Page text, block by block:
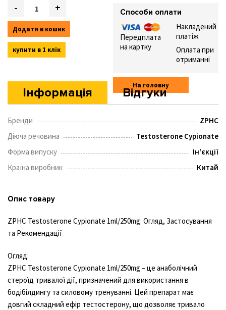
Способи оплати
Передплата
на картку
Накладений
платіж
Оплата при
отриманні
На головну
- +
Додати в кошик
купити в 1 клік
Інформація Відгуки
Бренди
ZPHC
Діюча речовина
Testosterone Cypionate
Форма випуску
Ін'єкції
Країна виробник
Китай
Опис товару
ZPHC Testosterone Cypionate 1ml/250mg: Огляд, Застосування
та Рекомендації
Огляд:
ZPHC Testosterone Cypionate 1ml/250mg – це анаболічний
стероїд тривалої дії, призначений для використання в
бодібілдингу та силовому тренуванні. Цей препарат має
довгий складний ефір тестостерону, що дозволяє тривало